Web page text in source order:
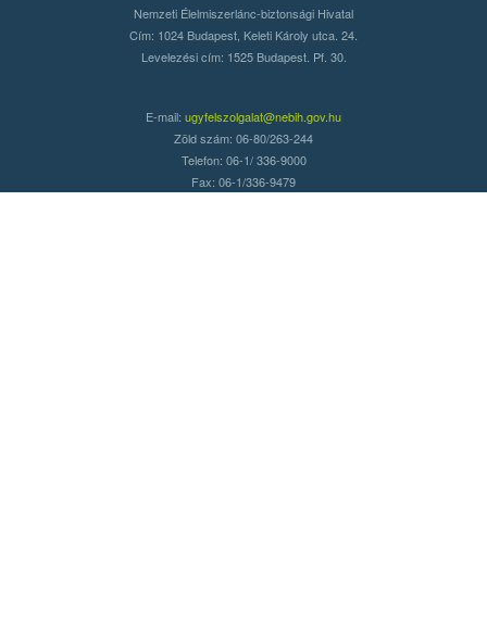
Nemzeti Élelmiszerlánc-biztonsági Hivatal
Cím: 1024 Budapest, Keleti Károly utca. 24.
Levelezési cím: 1525 Budapest. Pf. 30.
E-mail: ugyfelszolgalat@nebih.gov.hu
Zöld szám: 06-80/263-244
Telefon: 06-1/ 336-9000
Fax: 06-1/336-9479